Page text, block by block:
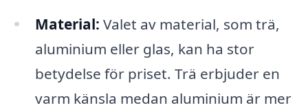
Material: Valet av material, som trä,
aluminium eller glas, kan ha stor
betydelse för priset. Trä erbjuder en
varm känsla medan aluminium är mer